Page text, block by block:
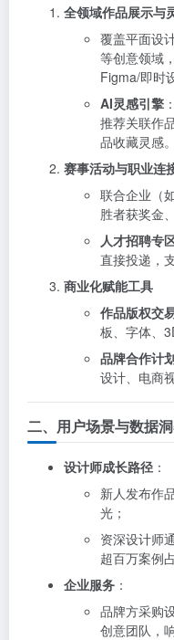
全领域作品展示与
覆盖平面设
等创意领域
Figma/即时
AI灵感引擎
推荐关联作
品收藏灵感。
赛事活动与职业连
联合企业（
胜者获奖金
人才招聘专
直接投递，
商业化赋能工具
作品版权交
板、字体、
品牌合作计
设计、电商
二、用户场景与数据
设计师成长路径 ：
新人发布作
光；
资深设计师
超百万案例
企业服务 ：
品牌方采购
创意团队，